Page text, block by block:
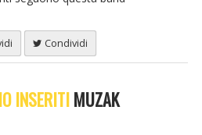
Condividi
INSERITIMUZAK